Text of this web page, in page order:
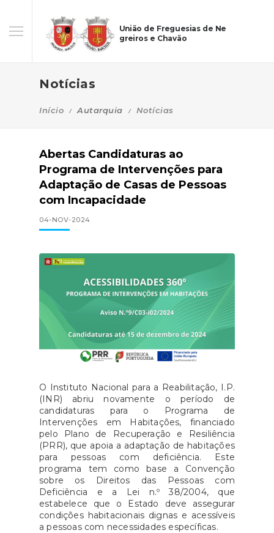
União de Freguesias de Ne
greiros e Chavão
Notícias
Início Autarquia Notícias
Abertas Candidaturas ao
Programa de Intervenções para
Adaptação de Casas de Pessoas
com Incapacidade
04-NOV-2024
O Instituto Nacional para a Reabilitação, I.P.
(INR) abriu novamente o período de
candidaturas para o Programa de
Intervenções em Habitações, financiado
pelo Plano de Recuperação e Resiliência
(PRR), que apoia a adaptação de habitações
para pessoas com deficiência. Este
programa tem como base a Convenção
sobre os Direitos das Pessoas com
Deficiência e a Lei n.º 38/2004, que
estabelece que o Estado deve assegurar
condições habitacionais dignas e acessíveis
a pessoas com necessidades específicas.